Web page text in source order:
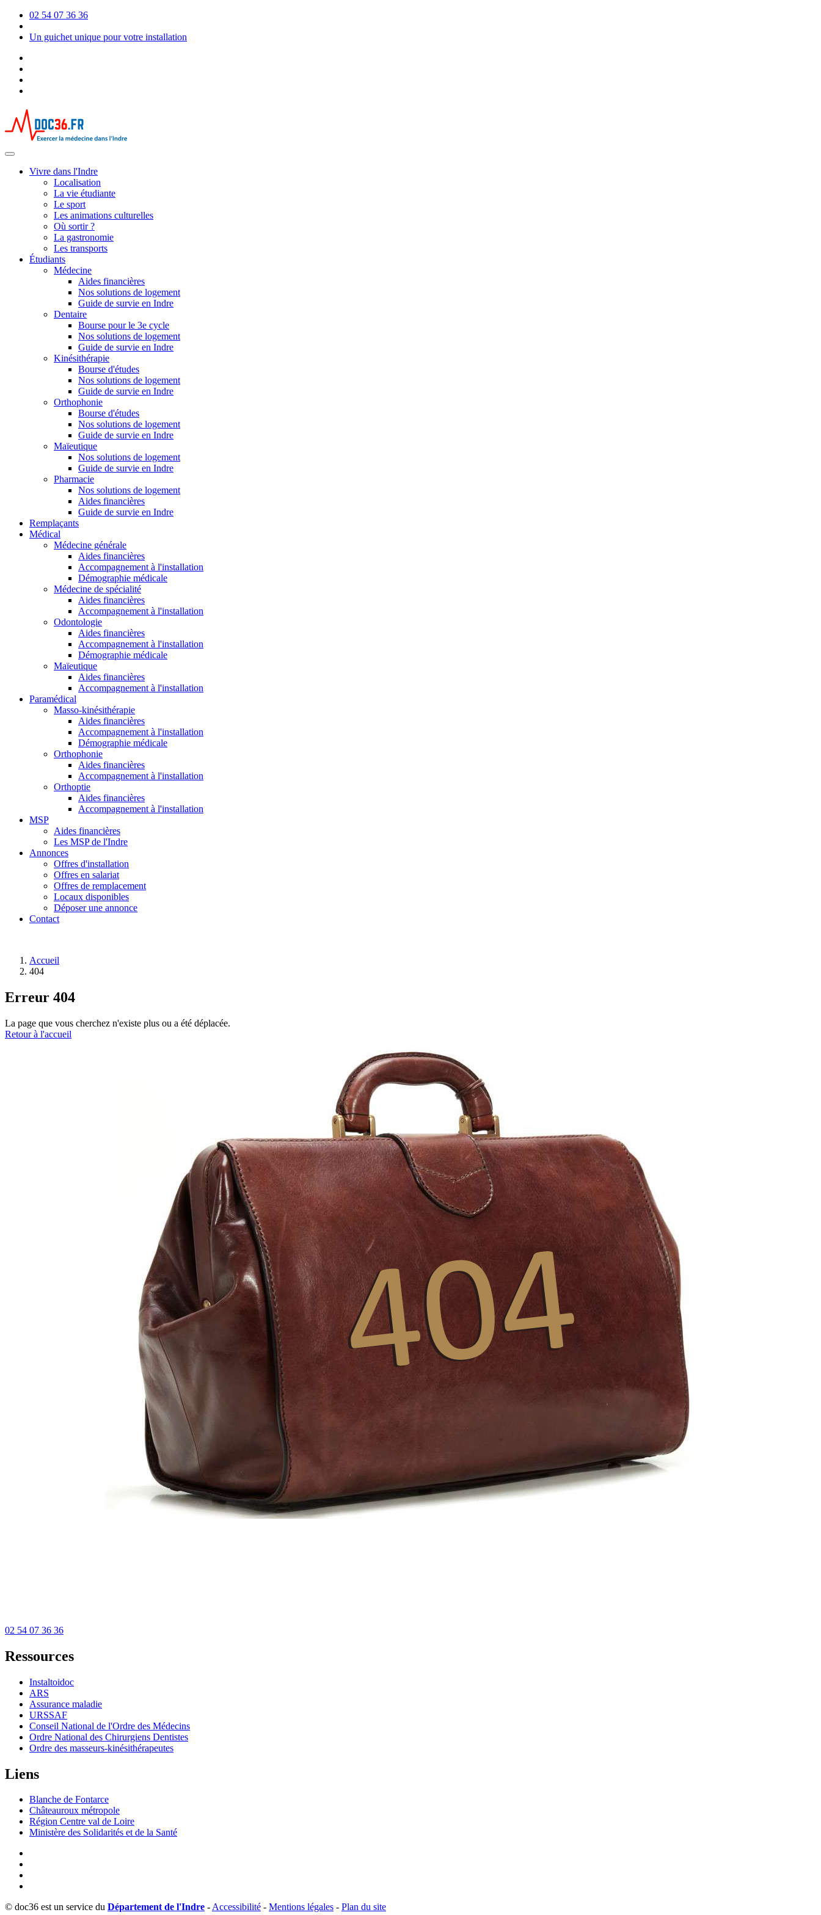
02 54 07 36 36
Un guichet unique pour votre installation
Vivre dans l'Indre
Localisation
La vie étudiante
Le sport
Les animations culturelles
Où sortir ?
La gastronomie
Les transports
Étudiants
Médecine
Aides financières
Nos solutions de logement
Guide de survie en Indre
Dentaire
Bourse pour le 3e cycle
Nos solutions de logement
Guide de survie en Indre
Kinésithérapie
Bourse d'études
Nos solutions de logement
Guide de survie en Indre
Orthophonie
Bourse d'études
Nos solutions de logement
Guide de survie en Indre
Maïeutique
Nos solutions de logement
Guide de survie en Indre
Pharmacie
Nos solutions de logement
Aides financières
Guide de survie en Indre
Remplaçants
Médical
Médecine générale
Aides financières
Accompagnement à l'installation
Démographie médicale
Médecine de spécialité
Aides financières
Accompagnement à l'installation
Odontologie
Aides financières
Accompagnement à l'installation
Démographie médicale
Maïeutique
Aides financières
Accompagnement à l'installation
Paramédical
Masso-kinésithérapie
Aides financières
Accompagnement à l'installation
Démographie médicale
Orthophonie
Aides financières
Accompagnement à l'installation
Orthoptie
Aides financières
Accompagnement à l'installation
MSP
Aides financières
Les MSP de l'Indre
Annonces
Offres d'installation
Offres en salariat
Offres de remplacement
Locaux disponibles
Déposer une annonce
Contact
Accueil
404
Erreur 404
La page que vous cherchez n'existe plus ou a été déplacée.
Retour à l'accueil
02 54 07 36 36
Ressources
Instaltoidoc
ARS
Assurance maladie
URSSAF
Conseil National de l'Ordre des Médecins
Ordre National des Chirurgiens Dentistes
Ordre des masseurs-kinésithérapeutes
Liens
Blanche de Fontarce
Châteauroux métropole
Région Centre val de Loire
Ministère des Solidarités et de la Santé
© doc36 est un service du Département de l'Indre -Accessibilité - Mentions légales - Plan du site